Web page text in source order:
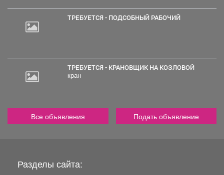
ТРЕБУЕТСЯ - ПОДСОБНЫЙ РАБОЧИЙ
ТРЕБУЕТСЯ - КРАНОВЩИК НА КОЗЛОВОЙ
кран
Все объявления Подать объявление
Разделы сайта: